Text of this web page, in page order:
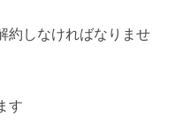
約しなければなりませ
す